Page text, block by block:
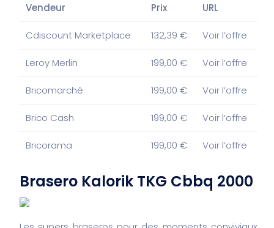
Vendeur Prix URL
Cdiscount Marketplace 132,39 € Voir l’offre
Leroy Merlin 199,00 € Voir l’offre
Bricomarché 199,00 € Voir l’offre
Brico Cash 199,00 € Voir l’offre
Bricorama 199,00 € Voir l’offre
Brasero Kalorik TKG Cbbq 2000